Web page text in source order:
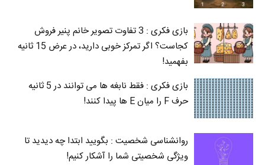
بازی فکری : 3 تفاوت تصویر خانم پنیر فروش
کجاست؟ اگر تمرکز خوبی دارید، در عرض 15 ثانیه
بفهمید!
بازی فکری : فقط نابغه ها می توانند در 5 ثانیه
حرف F را میان E‌ ها پیدا کنند!
روانشناسی شخصیت : بگویید ابتدا چه دیدید تا
ویژگی شخصیتی شما را آشکار کنیم!